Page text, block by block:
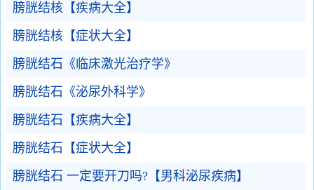
膀胱结核【疾病大全】
膀胱结核【症状大全】
膀胱结石《临床激光治疗学》
膀胱结石《泌尿外科学》
膀胱结石【疾病大全】
膀胱结石【症状大全】
膀胱结石 一定要开刀吗?【男科泌尿疾病】